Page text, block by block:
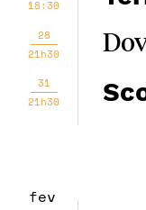
18:30
28
21h30
31
21h30
fev